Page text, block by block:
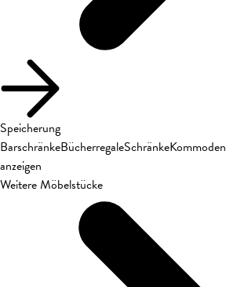
Speicherung
BarschränkeBücherregaleSchränkeKommoden
anzeigen
Weitere Möbelstücke